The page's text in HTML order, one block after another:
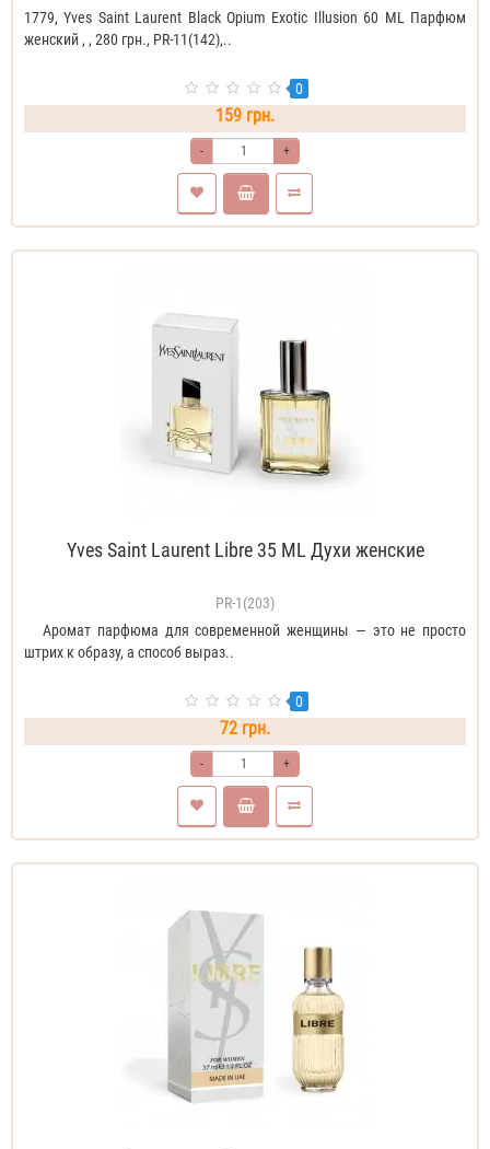
1779, Yves Saint Laurent Black Opium Exotic Illusion 60 ML Парфюм
женский , , 280 грн., PR-11(142),..
0
159 грн.
- +
Yves Saint Laurent Libre 35 ML Духи женские
PR-1(203)
Аромат парфюма для современной женщины — это не просто
штрих к образу, а способ выраз..
0
72 грн.
- +